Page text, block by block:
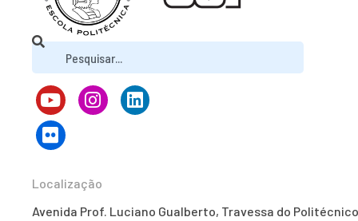
Localização
Avenida Prof. Luciano Gualberto, Travessa do